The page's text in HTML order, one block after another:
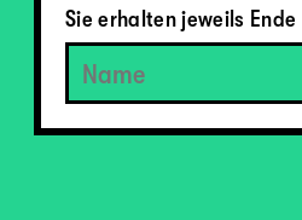
Sie erhalten jeweils